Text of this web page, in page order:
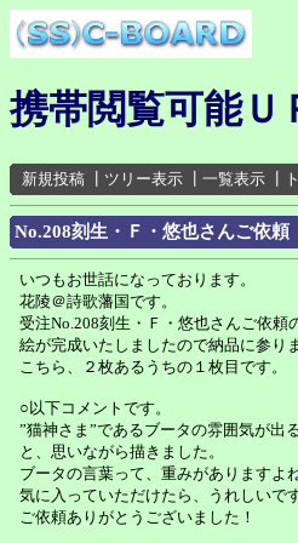
携帯閲覧可能Ｕ
新規投稿 ツリー表示 一覧表示
No.208刻生・Ｆ・悠也さんご依頼
いつもお世話になっております。
花陵＠詩歌藩国です。
受注No.208刻生・Ｆ・悠也さんご依頼
絵が完成いたしましたので納品に参り
こちら、２枚あるうちの１枚目です。
○以下コメントです。
”猫神さま”であるブータの雰囲気が出
と、思いながら描きました。
ブータの言葉って、重みがありますよね
気に入っていただけたら、うれしいです
ご依頼ありがとうございました！